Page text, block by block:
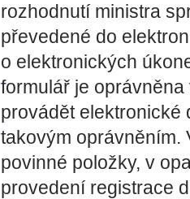
rozhodnutí ministra
převedené do
o elektronických
formulář je
provádět elektronické
takovým oprávněním.
povinné položky, v
provedení registrace